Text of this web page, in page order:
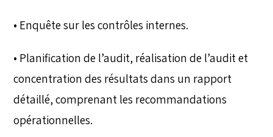
• Enquête sur les contrôles internes.
• Planification de l’audit, réalisation de l’audit et
concentration des résultats dans un rapport
détaillé, comprenant les recommandations
opérationnelles.